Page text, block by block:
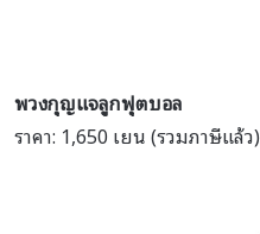
พวงกุญแจลูกฟุตบอล
ราคา: 1,650 เยน (รวมภาษีแล้ว)